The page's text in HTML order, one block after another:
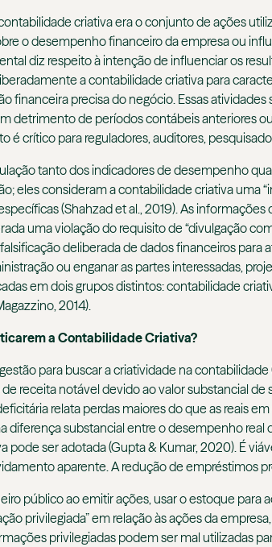
criativa era o conjunto de ações
o desempenho financeiro da empresa ou
diz respeito à intenção de influenciar os
a contabilidade criativa para
financeira precisa do negócio. Essas
detrimento de períodos contábeis anteriores
crítico para reguladores, auditores,
tanto dos indicadores de desempenho
eles consideram a contabilidade criativa uma
(Shahzad et al., 2019). As
uma violação do requisito de “divulgação
deliberada de dados financeiros
ou enganar as partes interessadas,
em dois grupos distintos: contabilidade
2014).
a Contabilidade Criativa?
para buscar a criatividade na
receita notável devido ao valor substancial de
relata perdas maiores do que as reais
substancial entre o desempenho real
ser adotada (Gupta & Kumar, 2020). É
aparente. A redução de empréstimos
público ao emitir ações, usar o estoque para
privilegiada” em relação às ações da
privilegiadas podem ser mal utilizadas